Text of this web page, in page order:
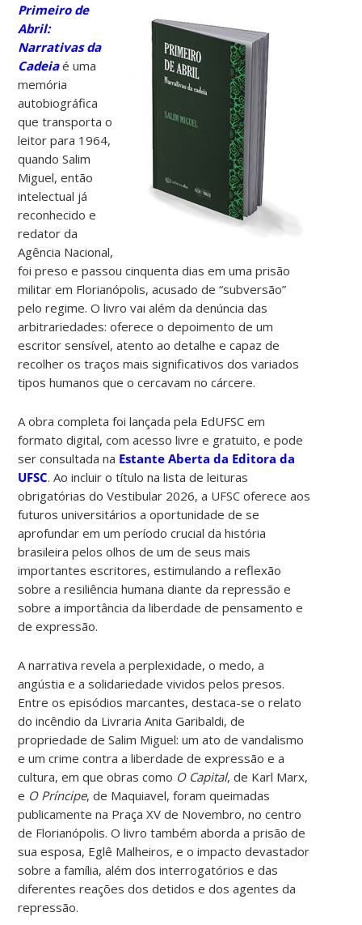
Primeiro de
Abril:
Narrativas da
Cadeia é uma
memória
autobiográfica
que transporta o
leitor para 1964,
quando Salim
Miguel, então
intelectual já
reconhecido e
redator da
Agência Nacional,
foi preso e passou cinquenta dias em uma prisão
militar em Florianópolis, acusado de “subversão”
pelo regime. O livro vai além da denúncia das
arbitrariedades: oferece o depoimento de um
escritor sensível, atento ao detalhe e capaz de
recolher os traços mais significativos dos variados
tipos humanos que o cercavam no cárcere.
A obra completa foi lançada pela EdUFSC em
formato digital, com acesso livre e gratuito, e pode
ser consultada na Estante Aberta da Editora da
UFSC. Ao incluir o título na lista de leituras
obrigatórias do Vestibular 2026, a UFSC oferece aos
futuros universitários a oportunidade de se
aprofundar em um período crucial da história
brasileira pelos olhos de um de seus mais
importantes escritores, estimulando a reflexão
sobre a resiliência humana diante da repressão e
sobre a importância da liberdade de pensamento e
de expressão.
A narrativa revela a perplexidade, o medo, a
angústia e a solidariedade vividos pelos presos.
Entre os episódios marcantes, destaca-se o relato
do incêndio da Livraria Anita Garibaldi, de
propriedade de Salim Miguel: um ato de vandalismo
e um crime contra a liberdade de expressão e a
cultura, em que obras como O Capital, de Karl Marx,
e O Príncipe, de Maquiavel, foram queimadas
publicamente na Praça XV de Novembro, no centro
de Florianópolis. O livro também aborda a prisão de
sua esposa, Eglê Malheiros, e o impacto devastador
sobre a família, além dos interrogatórios e das
diferentes reações dos detidos e dos agentes da
repressão.